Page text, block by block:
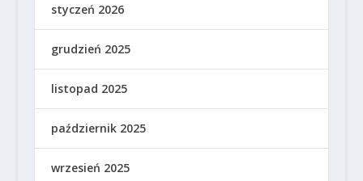
styczeń 2026
grudzień 2025
listopad 2025
październik 2025
wrzesień 2025